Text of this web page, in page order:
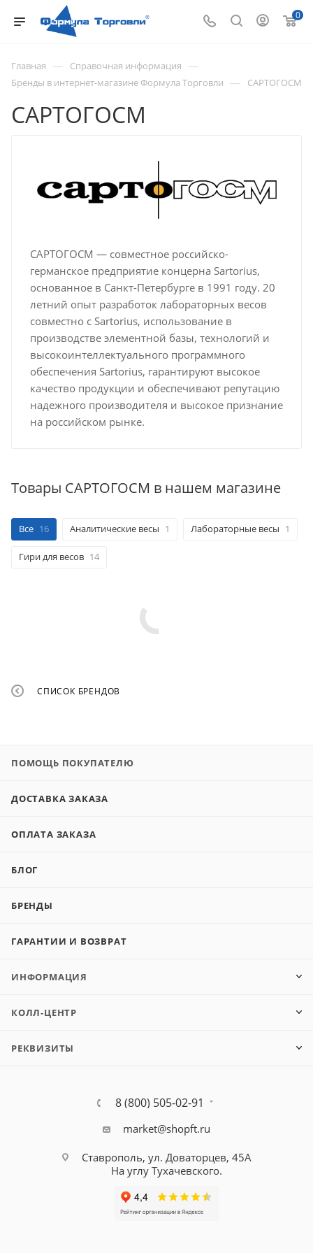
0
Главная — Справочная информация —
Бренды в интернет-магазине Формула Торговли — САРТОГОСМ
САРТОГОСМ
САРТОГОСМ — совместное российско-
германское предприятие концерна Sartorius,
основанное в Санкт-Петербурге в 1991 году. 20
летний опыт разработок лабораторных весов
совместно с Sartorius, использование в
производстве элементной базы, технологий и
высокоинтеллектуального программного
обеспечения Sartorius, гарантируют высокое
качество продукции и обеспечивают репутацию
надежного производителя и высокое признание
на российском рынке.
Товары САРТОГОСМ в нашем магазине
Все 16 Аналитические весы 1 Лабораторные весы 1
Гири для весов 14
СПИСОК БРЕНДОВ
ПОМОЩЬ ПОКУПАТЕЛЮ
ДОСТАВКА ЗАКАЗА
ОПЛАТА ЗАКАЗА
БЛОГ
БРЕНДЫ
ГАРАНТИИ И ВОЗВРАТ
ИНФОРМАЦИЯ
КОЛЛ-ЦЕНТР
РЕКВИЗИТЫ
8 (800) 505-02-91
market@shopft.ru
Ставрополь, ул. Доваторцев, 45А
На углу Тухачевского.